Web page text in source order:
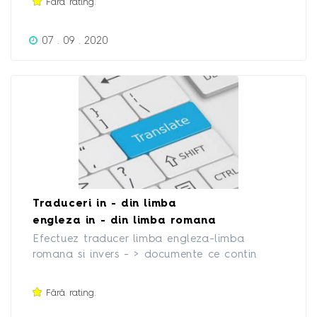
07 . 09 . 2020
Traduceri in - din limba
engleza in - din limba romana
Efectuez traducer limba engleza-limba
romana si invers - > documente ce contin
urgenta. Detin autorizatie de traducator, pot
emite factura si stamplia.
Fără rating.